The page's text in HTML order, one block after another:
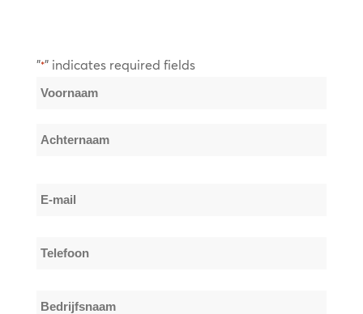
"*" indicates required fields
Naam
Voornaam
E-
Telefoon
Bedrijfsnaam